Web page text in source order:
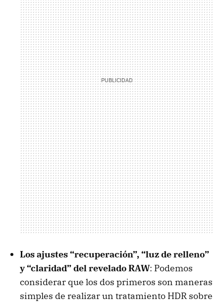
Los ajustes “recuperación”, “luz de relleno”
y “claridad” del revelado RAW: Podemos
considerar que los dos primeros son maneras
simples de realizar un tratamiento HDR sobre